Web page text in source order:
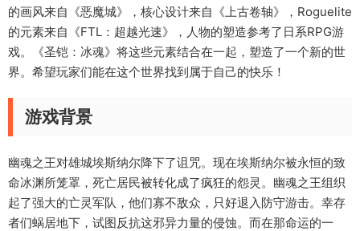
的画风来自《恶魔城》，核心设计来自《上古卷轴》，Roguelite
的元素来自《FTL：超越光速》，人物的塑造参考了日系RPG游
戏。《圣铠：冰魂》将这些元素结合在一起，塑造了一个新的世
界。希望玩家们能在这个世界找到属于自己的快乐！
游戏背景
幽魂之王对雄城埃斯纳尔降下了诅咒。现在埃斯纳尔被永恒的致
命冰渊所笼罩，死亡居民被转化成了疯狂的怨灵。幽魂之王组织
起了强大的亡灵军队，他们寡不敌众，只好退入防守游击。幸存
者们蜗居地下，试图反抗这邪异力量的侵蚀。而在那命运的一